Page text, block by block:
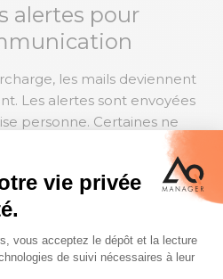
alertes pour
les mails deviennent
Les alertes sont envoyées
personne. Certaines ne
du retard, est la perte
les alertes, déjà
un LIMS, ces alertes
selon des